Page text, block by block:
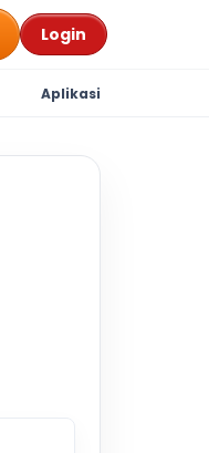
Login
Aplikasi